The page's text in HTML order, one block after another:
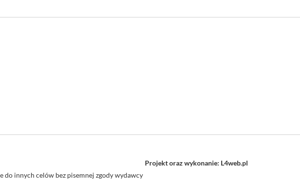
innych celów bez pisemnej zgody wydawcy
Projekt oraz wykonanie: L4web.pl